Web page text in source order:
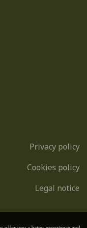
Privacy policy
Cookies policy
Legal notice